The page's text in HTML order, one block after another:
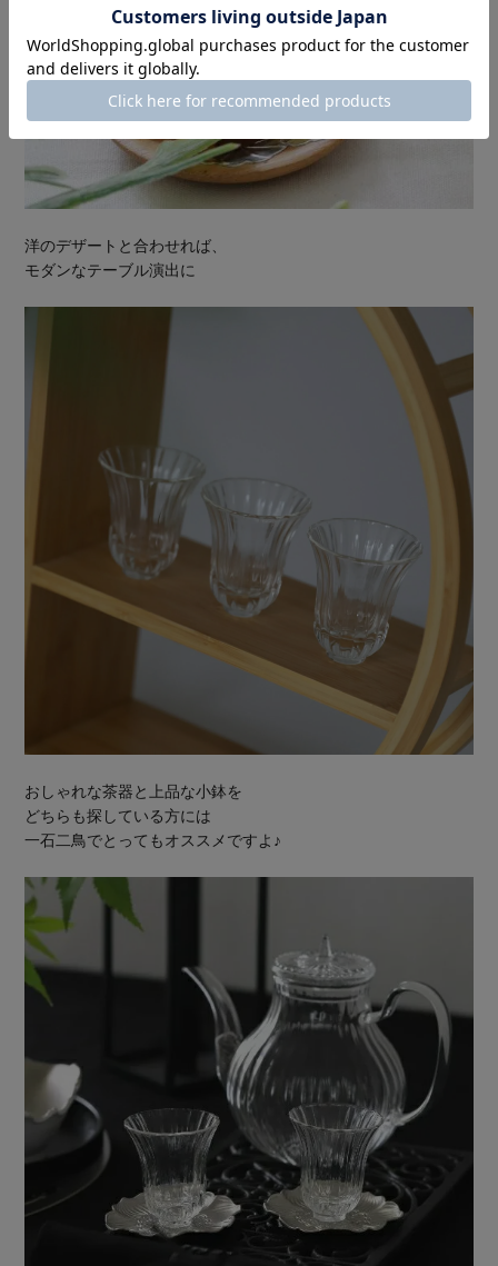
洋のデザートと合わせれば、
モダンなテーブル演出に
おしゃれな茶器と上品な小鉢を
どちらも探している方には
一石二鳥でとってもオススメですよ♪